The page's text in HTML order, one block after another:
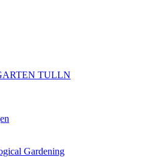
TULLN
Gardening